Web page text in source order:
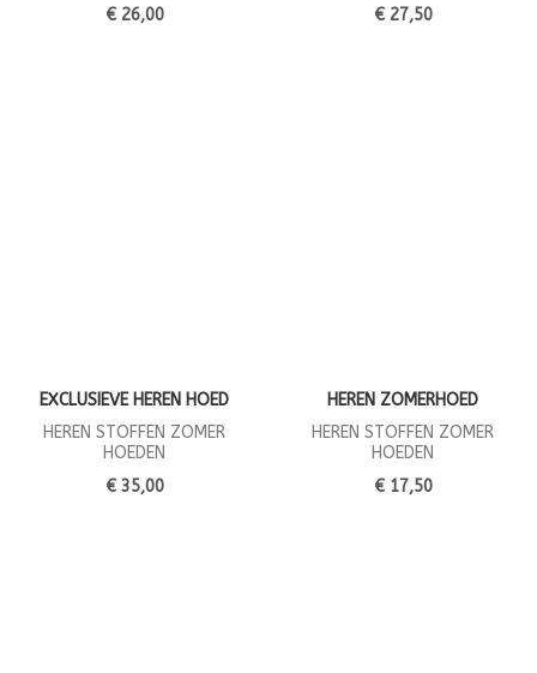
€ 26,00
€ 27,50
EXCLUSIEVE HEREN HOED
HEREN STOFFEN ZOMER
HOEDEN
€ 35,00
HEREN ZOMERHOED
HEREN STOFFEN ZOMER
HOEDEN
€ 17,50